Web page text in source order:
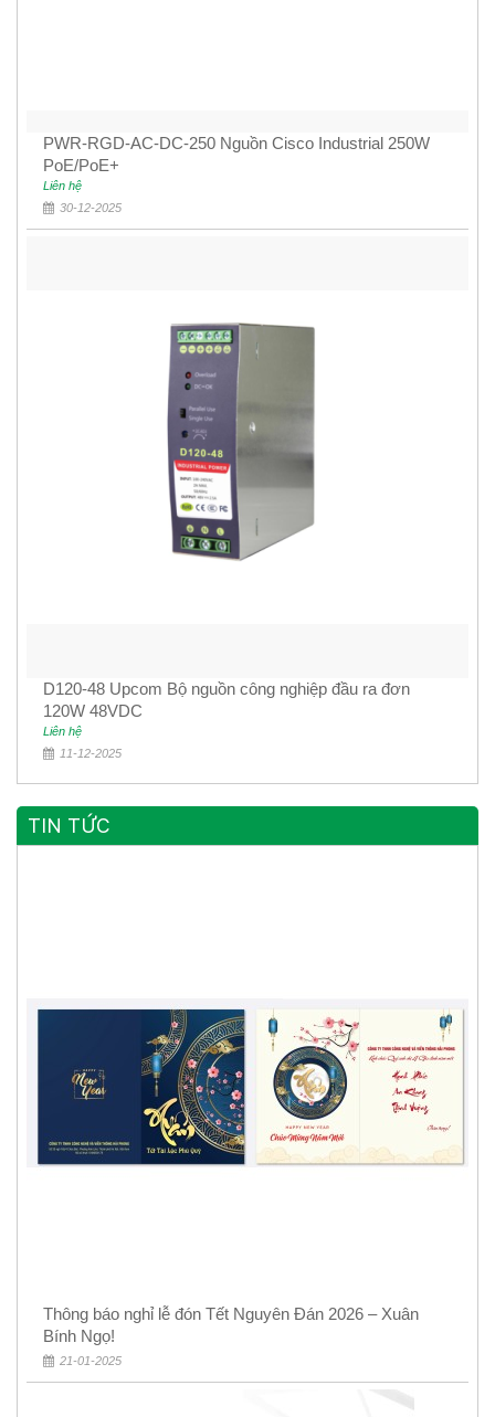
PWR-RGD-AC-DC-250 Nguồn Cisco Industrial 250W
PoE/PoE+
Liên hệ
30-12-2025
D120-48 Upcom Bộ nguồn công nghiệp đầu ra đơn
120W 48VDC
Liên hệ
11-12-2025
TIN TỨC
Thông báo nghỉ lễ đón Tết Nguyên Đán 2026 – Xuân
Bính Ngọ!
21-01-2025